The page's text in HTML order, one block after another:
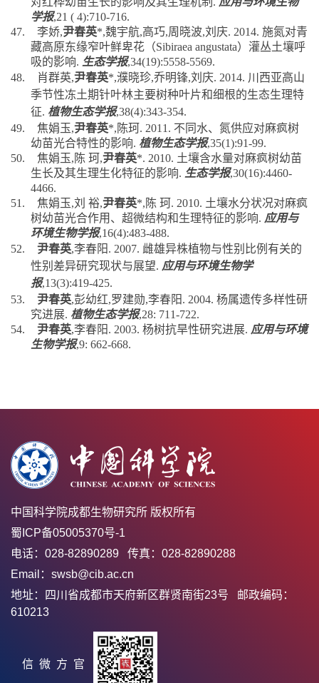
学报,21 ( 4):710-716.
李娇,尹春英*,魏宇航 高巧 周晓波 刘庆
施氮对青
藏高原东缘窄叶鲜卑花（Sibiraea angustata）灌丛土壤呼
吸的影响.生态学报,34(19):5558-5569.
肖群英,尹春英*,濮晓珍,乔明锋 ,刘庆. 2014.
川西亚高山
季节性冻土期针叶林主要树种叶片和细根的生态生理特
征
. 植物生态学报, 38(4):343-354.
焦娟玉,尹春英*,陈珂. 2011.不同水、氮供应对麻疯树
幼苗光合特性的影响.植物生态学报,35(1):91-99.
焦娟玉, 陈 珂,尹春英 *. 2010.土壤含水量对麻疯树幼苗
生长及其生理生化特征的影响.生态学报,30(16):4460-
4466.
焦娟玉 刘 裕 尹春英 陈 珂
土壤水分状况对麻疯
树幼苗光合作用、超微结构和生理特征的影响.应用与
环境生物学报,16(4):483-488.
尹春英,李春阳. 2007.雌雄异株植物与性别比例有关的
性别差异研究现状与展望.应用与环境生物学
报,13(3):419-425.
尹春英 彭幼红,罗建勋 李春阳
杨属遗传多样性研
究进展.植物生态学报,28: 711-722.
尹春英 ,李春阳. 2003.杨树抗旱性研究进展
应用与环境
生物学报,9: 662-668.
中国科学院成都生物研究所 版权所有
蜀ICP备05005370号-1
电话：028-82890289 传真：028-82890288
地址：四川省成都市天府新区群贤南街23号 邮政编码：
610213